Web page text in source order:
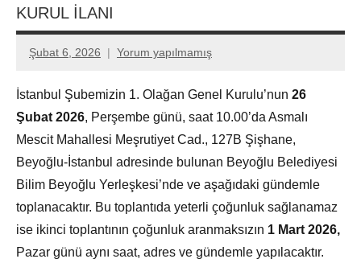
KURUL İLANI
Şubat 6, 2026
Aksu
Yorum yapılmamış
İstanbul Şubemizin 1. Olağan Genel Kurulu’nun 26
Şubat 2026, Perşembe günü, saat 10.00’da Asmalı
Mescit Mahallesi Meşrutiyet Cad., 127B Şişhane,
Beyoğlu-İstanbul adresinde bulunan Beyoğlu Belediyesi
Bilim Beyoğlu Yerleşkesi’nde ve aşağıdaki gündemle
toplanacaktır. Bu toplantıda yeterli çoğunluk sağlanamaz
ise ikinci toplantının çoğunluk aranmaksızın 1 Mart 2026,
Pazar günü aynı saat, adres ve gündemle yapılacaktır.